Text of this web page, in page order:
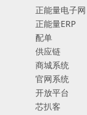
正能量电子网
正能量ERP
配单
供应链
商城系统
官网系统
开放平台
芯扒客